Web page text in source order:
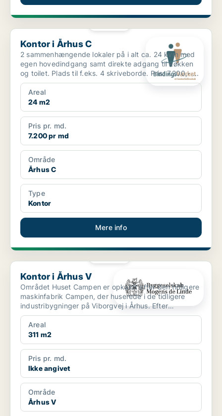
Kontor i Århus C
Kontor i Århus C
2 sammenhængende lokaler på i alt ca. 24 kvm med
egen hovedindgang samt direkte adgang til køkken
og toilet. Plads til f.eks. 4 skriveborde. Pris: 7.200,- ...
Areal
24 m2
Pris pr. md.
7.200 pr md
Område
Århus C
Type
Kontor
Mere info
Kontor i Århus V
Kontor i Århus V
Området Huset Campen er opkaldt efter den tidligere
maskinfabrik Campen, der huserede i de tidligere
industribygninger på Viborgvej i Århus. Efter
omfatte...
Areal
311 m2
Pris pr. md.
Ikke angivet
Område
Århus V